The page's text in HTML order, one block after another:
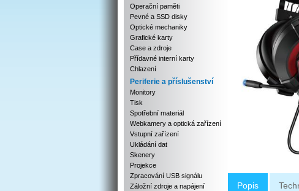
Operační paměti
Pevné a SSD disky
Optické mechaniky
Grafické karty
Case a zdroje
Přídavné interní karty
Chlazení
Periferie a příslušenství
Monitory
Tisk
Spotřební materiál
Webkamery a optická zařízení
Vstupní zařízení
Ukládání dat
Skenery
Projekce
Zpracování USB signálu
Záložní zdroje a napájení
Popis